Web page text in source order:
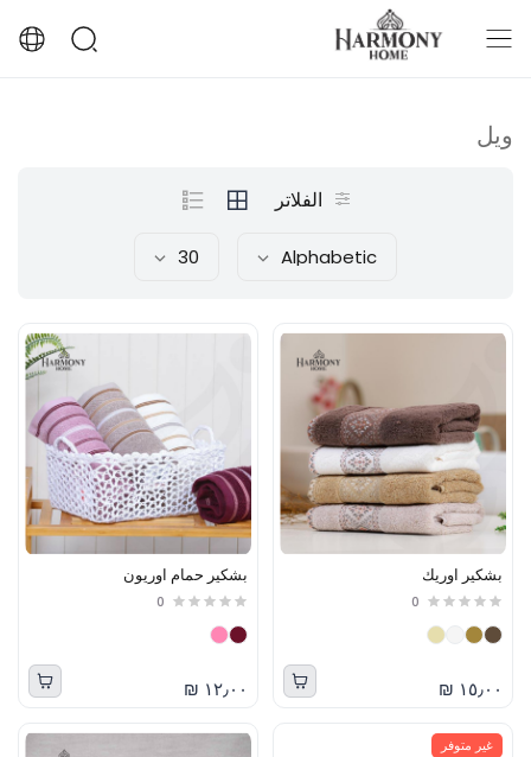
ويل
الفلاتر
Alphabetic
30
بشكير اوريك
0
١٥٫٠٠ ₪
بشكير حمام اوريون
0
١٢٫٠٠ ₪
غير متوفر